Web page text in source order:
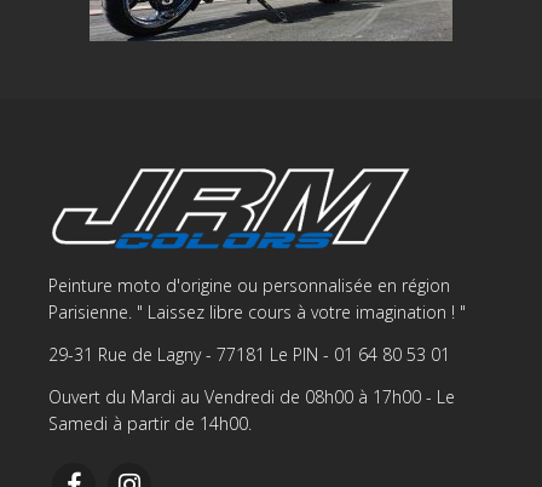
Peinture moto d'origine ou personnalisée en région
Parisienne. " Laissez libre cours à votre imagination ! "
29-31 Rue de Lagny - 77181 Le PIN - 01 64 80 53 01
Ouvert du Mardi au Vendredi de 08h00 à 17h00 - Le
Samedi à partir de 14h00.